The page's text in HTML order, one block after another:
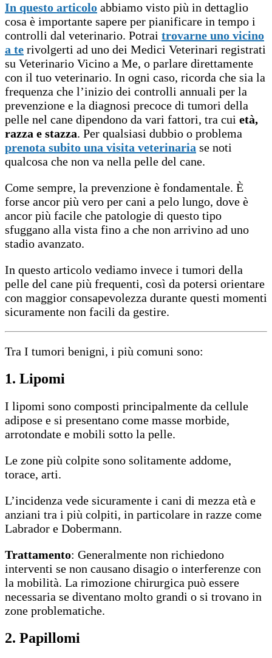
In questo articolo abbiamo visto più in dettaglio
cosa è importante sapere per pianificare in tempo i
controlli dal veterinario. Potrai trovarne uno vicino
a te rivolgerti ad uno dei Medici Veterinari registrati
su Veterinario Vicino a Me, o parlare direttamente
con il tuo veterinario. In ogni caso, ricorda che sia la
frequenza che l’inizio dei controlli annuali per la
prevenzione e la diagnosi precoce di tumori della
pelle nel cane dipendono da vari fattori, tra cui età,
razza e stazza. Per qualsiasi dubbio o problema
prenota subito una visita veterinaria se noti
qualcosa che non va nella pelle del cane.
Come sempre, la prevenzione è fondamentale. È
forse ancor più vero per cani a pelo lungo, dove è
ancor più facile che patologie di questo tipo
sfuggano alla vista fino a che non arrivino ad uno
stadio avanzato.
In questo articolo vediamo invece i tumori della
pelle del cane più frequenti, così da potersi orientare
con maggior consapevolezza durante questi momenti
sicuramente non facili da gestire.
Tra I tumori benigni, i più comuni sono:
1. Lipomi
I lipomi sono composti principalmente da cellule
adipose e si presentano come masse morbide,
arrotondate e mobili sotto la pelle.
Le zone più colpite sono solitamente addome,
torace, arti.
L’incidenza vede sicuramente i cani di mezza età e
anziani tra i più colpiti, in particolare in razze come
Labrador e Dobermann.
Trattamento: Generalmente non richiedono
interventi se non causano disagio o interferenze con
la mobilità. La rimozione chirurgica può essere
necessaria se diventano molto grandi o si trovano in
zone problematiche.
2. Papillomi